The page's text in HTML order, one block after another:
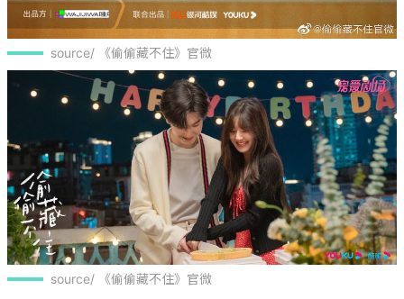
source/ 《偷偷藏不住》官微
source/ 《偷偷藏不住》官微